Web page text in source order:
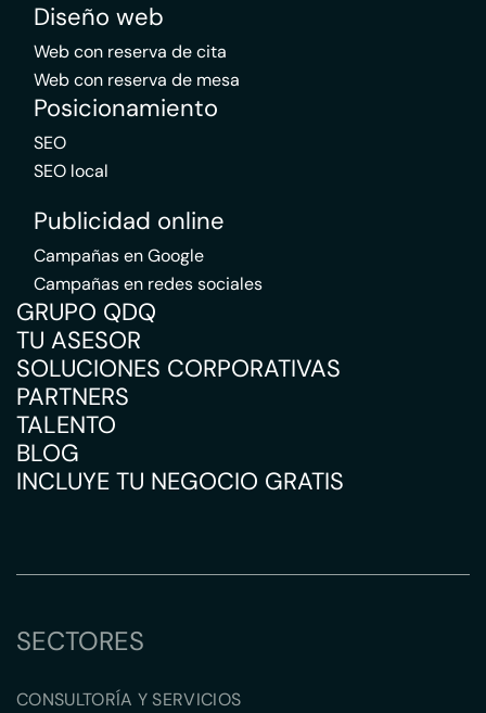
Diseño web
Web con reserva de cita
Web con reserva de mesa
Posicionamiento
SEO
SEO local
Publicidad online
Campañas en Google
Campañas en redes sociales
GRUPO QDQ
TU ASESOR
SOLUCIONES CORPORATIVAS
PARTNERS
TALENTO
BLOG
INCLUYE TU NEGOCIO GRATIS
SECTORES
CONSULTORÍA Y SERVICIOS